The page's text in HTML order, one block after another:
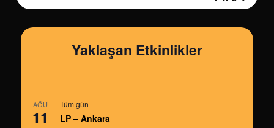
Yaklaşan Etkinlikler
AĞU
11
Tüm gün
LP – Ankara